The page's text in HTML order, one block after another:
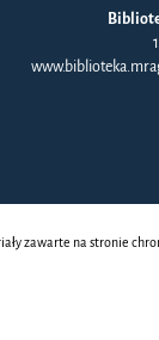
zawarte na stronie